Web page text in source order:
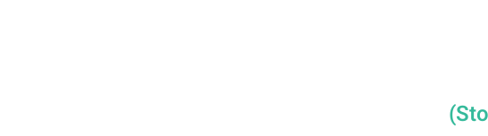
יער האבנים (Stone Forest)